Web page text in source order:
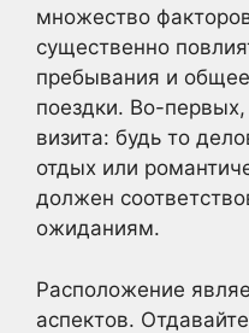
множество
существенно
пребывания и
поездки. Во-
визита: будь то
отдых или
должен
ожиданиям.
Расположение
аспектов.